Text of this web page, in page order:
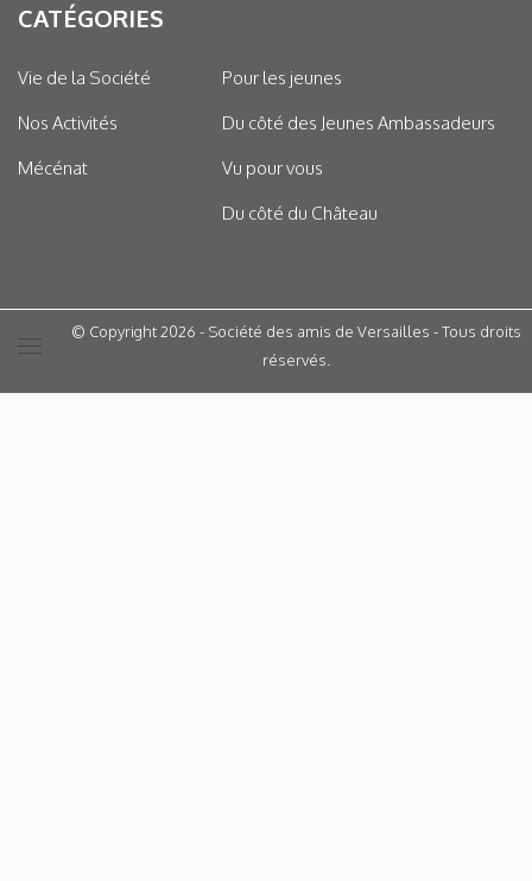
CATÉGORIES
Vie de la Société
Nos Activités
Mécénat
Pour les jeunes
Du côté des Jeunes Ambassadeurs
Vu pour vous
Du côté du Château
© Copyright 2026 - Société des amis de Versailles - Tous droits
réservés.